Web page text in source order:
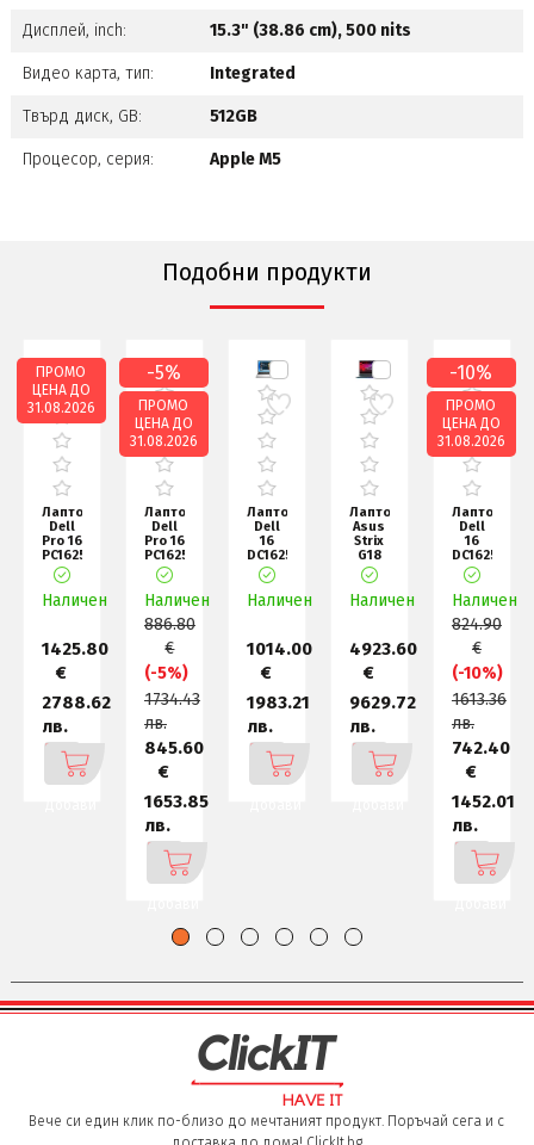
Дисплей, inch: 15.3" (38.86 cm), 500 nits
Видео карта, тип: Integrated
Твърд диск, GB: 512GB
Процесор, серия: Apple M5
Подобни продукти
Лаптоп
Dell
Pro 16
PC16250,
Intel
Ultra
7
Наличен
1425.80
€
2788.62
лв.
ПРОМО
ЦЕНА ДО
31.08.2026
Лаптоп
Dell
Pro 16
PC16250,
Intel
5
120U
cores
Наличен
886.80
€
(-5%)
1734.43
лв.
845.60
€
1653.85
лв.
-5%
ПРОМО
ЦЕНА ДО
31.08.2026
Лаптоп
Dell
16
DC16251,
Intel
Core
5
core
Наличен
1014.00
€
1983.21
лв.
Лаптоп
Asus
Strix
G18
G815LW-
SA328,
Ultra
Наличен
4923.60
€
9629.72
лв.
Лаптоп
Dell
16
DC16250,
Intel
Core
5
(10
core
Наличен
824.90
€
(-10%)
1613.36
лв.
742.40
€
1452.01
лв.
-10%
ПРОМО
ЦЕНА ДО
31.08.2026
Вече си един клик по-близо до мечтаният продукт. Поръчай сега и с